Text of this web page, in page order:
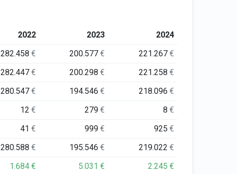
2022 2023
2024
282.458€ 200.577€ 221.267€
282.447€ 200.298€ 221.258€
280.547€ 194.546€ 218.096€
12€ 279€ 8€
41€ 999€ 925€
280.588€ 195.546€ 219.022€
1.684€ 5.031€ 2.245€